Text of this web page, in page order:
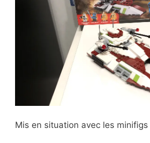
Mis en situation avec les